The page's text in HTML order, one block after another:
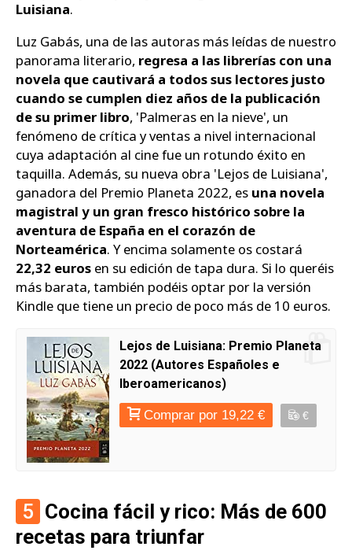
Luisiana.
Luz Gabás, una de las autoras más leídas de nuestro
panorama literario, regresa a las librerías con una
novela que cautivará a todos sus lectores justo
cuando se cumplen diez años de la publicación
de su primer libro, 'Palmeras en la nieve', un
fenómeno de crítica y ventas a nivel internacional
cuya adaptación al cine fue un rotundo éxito en
taquilla. Además, su nueva obra 'Lejos de Luisiana',
ganadora del Premio Planeta 2022, es una novela
magistral y un gran fresco histórico sobre la
aventura de España en el corazón de
Norteamérica. Y encima solamente os costará
22,32 euros en su edición de tapa dura. Si lo queréis
más barata, también podéis optar por la versión
Kindle que tiene un precio de poco más de 10 euros.
Lejos de Luisiana: Premio Planeta
2022 (Autores Españoles e
Iberoamericanos)
Comprar por 19,22 € €
5 Cocina fácil y rico: Más de 600
recetas para triunfar